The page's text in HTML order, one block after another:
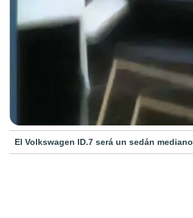
El Volkswagen ID.7 será un sedán mediano